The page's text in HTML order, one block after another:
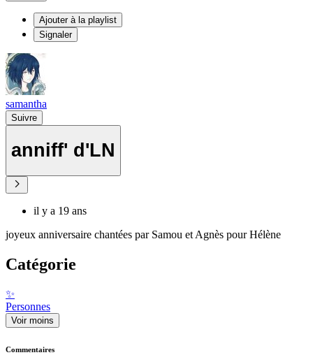
Ajouter à la playlist
Signaler
samantha
Suivre
anniff' d'LN
il y a 19 ans
joyeux anniversaire chantées par Samou et Agnès pour Hélène
Catégorie
✨
Personnes
Voir moins
Commentaires